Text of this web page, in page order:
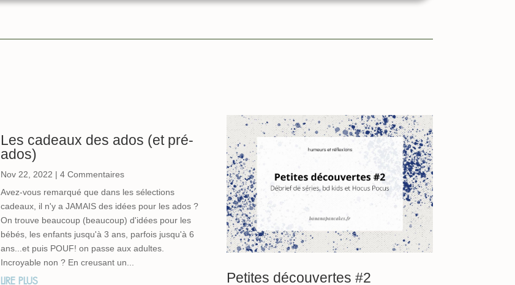
Les cadeaux des ados (et pré-
ados)
Nov 22, 2022 | 4 Commentaires
Avez-vous remarqué que dans les sélections
cadeaux, il n'y a JAMAIS des idées pour les ados ?
On trouve beaucoup (beaucoup) d'idées pour les
bébés, les enfants jusqu'à 3 ans, parfois jusqu'à 6
ans...et puis POUF! on passe aux adultes.
Incroyable non ? En creusant un...
LIRE PLUS Petites découvertes #2